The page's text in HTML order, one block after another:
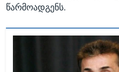
წარმოადგენს.